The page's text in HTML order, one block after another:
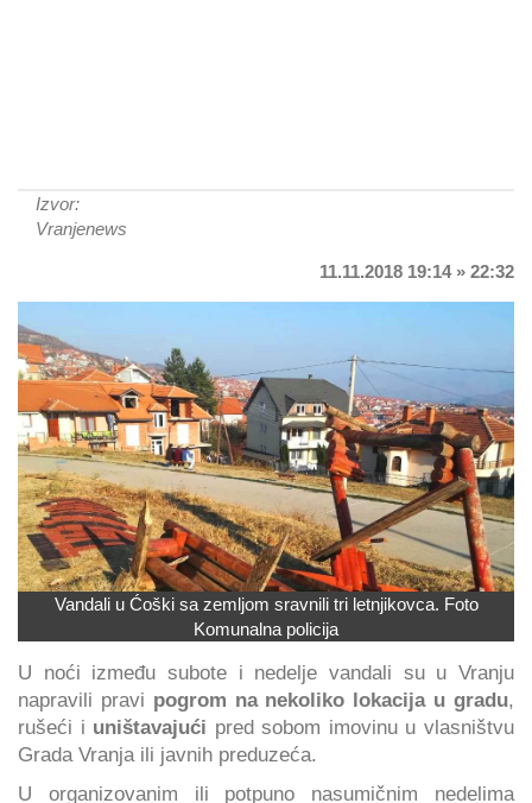
Izvor:
Vranjenews
11.11.2018 19:14 » 22:32
Vandali u Ćoški sa zemljom sravnili tri letnjikovca. Foto
Komunalna policija
U noći između subote i nedelje vandali su u Vranju
napravili pravi pogrom na nekoliko lokacija u gradu,
rušeći i uništavajući pred sobom imovinu u vlasništvu
Grada Vranja ili javnih preduzeća.
U organizovanim ili potpuno nasumičnim nedelima